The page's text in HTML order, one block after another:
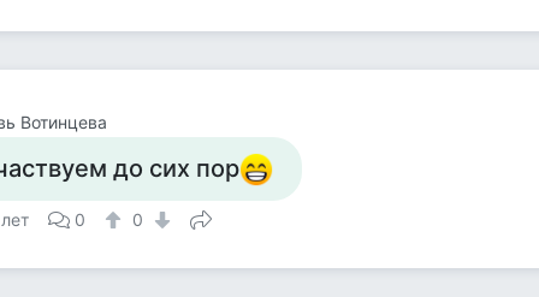
Вотинцева
до сих пор
0 0